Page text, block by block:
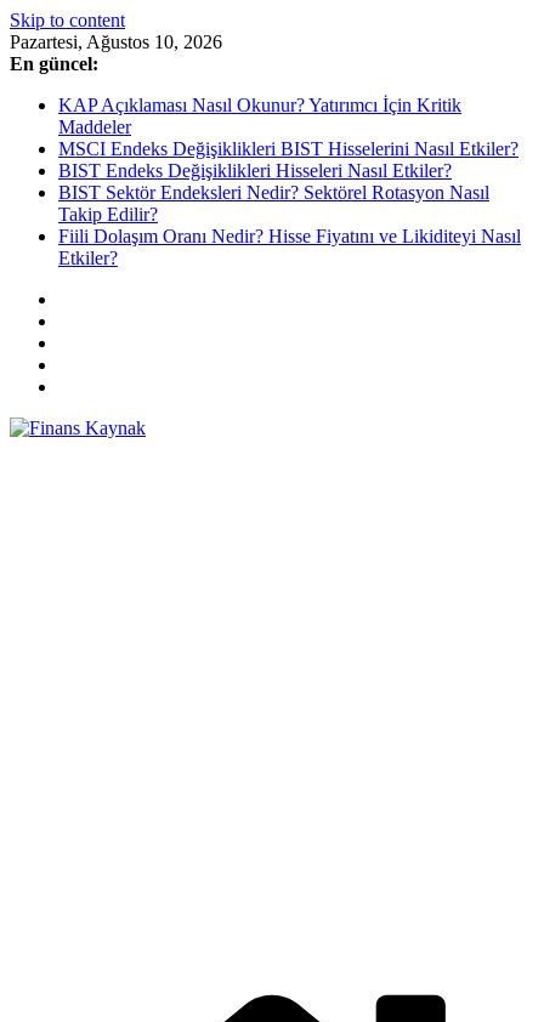
Skip to content
Pazartesi, Ağustos 10, 2026
En güncel:
KAP Açıklaması Nasıl Okunur? Yatırımcı İçin Kritik
Maddeler
MSCI Endeks Değişiklikleri BIST Hisselerini Nasıl Etkiler?
BIST Endeks Değişiklikleri Hisseleri Nasıl Etkiler?
BIST Sektör Endeksleri Nedir? Sektörel Rotasyon Nasıl
Takip Edilir?
Fiili Dolaşım Oranı Nedir? Hisse Fiyatını ve Likiditeyi Nasıl
Etkiler?